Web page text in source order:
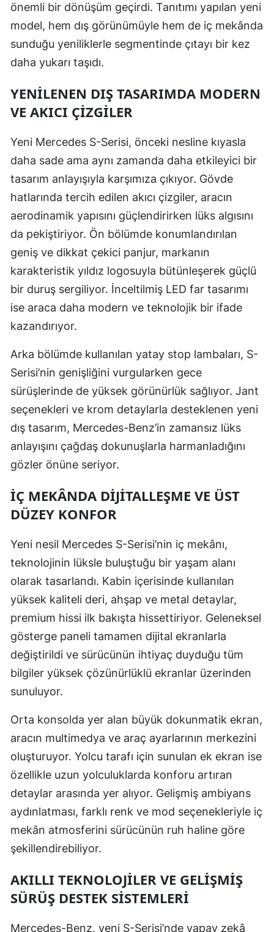
Gümüşhane
Hakkari
Isparta
İstanbul
İzmir
Kars
Kastamonu
Kayseri
Kırklareli
Kırşehir
Konya
Kütahya
Malatya
Manisa
Kahramanmaraş
Muğla
Nevşehir
Niğde
Ordu
Rize
Sakarya
Samsun
Sivas
Tekirdağ
Tokat
Trabzon
Şanlıurfa
Uşak
Van
önemli bir dönüşüm geçirdi. Tanıtımı yapılan yeni
model, hem dış görünümüyle hem de iç mekânda
sunduğu yeniliklerle segmentinde çıtayı bir kez
daha yukarı taşıdı.
YENILENEN DIŞ TASARIMDA MODERN
VE AKICI ÇIZGILER
Yeni Mercedes S-Serisi, önceki nesline kıyasla
daha sade ama aynı zamanda daha etkileyici bir
tasarım anlayışıyla karşımıza çıkıyor. Gövde
hatlarında tercih edilen akıcı çizgiler, aracın
aerodinamik yapısını güçlendirirken lüks algısını
da pekiştiriyor. Ön bölümde konumlandırılan
geniş ve dikkat çekici panjur, markanın
karakteristik yıldız logosuyla bütünleşerek güçlü
bir duruş sergiliyor. İnceltilmiş LED far tasarımı
ise araca daha modern ve teknolojik bir ifade
kazandırıyor.
Arka bölümde kullanılan yatay stop lambaları, S-
Serisi’nin genişliğini vurgularken gece
sürüşlerinde de yüksek görünürlük sağlıyor. Jant
seçenekleri ve krom detaylarla desteklenen yeni
dış tasarım, Mercedes-Benz’in zamansız lüks
anlayışını çağdaş dokunuşlarla harmanladığını
gözler önüne seriyor.
İÇ MEKÂNDA DIJITALLEŞME VE ÜST
DÜZEY KONFOR
Yeni nesil Mercedes S-Serisi’nin iç mekânı,
teknolojinin lüksle buluştuğu bir yaşam alanı
olarak tasarlandı. Kabin içerisinde kullanılan
yüksek kaliteli deri, ahşap ve metal detaylar,
premium hissi ilk bakışta hissettiriyor. Geleneksel
gösterge paneli tamamen dijital ekranlarla
değiştirildi ve sürücünün ihtiyaç duyduğu tüm
bilgiler yüksek çözünürlüklü ekranlar üzerinden
sunuluyor.
Orta konsolda yer alan büyük dokunmatik ekran,
aracın multimedya ve araç ayarlarının merkezini
oluşturuyor. Yolcu tarafı için sunulan ek ekran ise
özellikle uzun yolculuklarda konforu artıran
detaylar arasında yer alıyor. Gelişmiş ambiyans
aydınlatması, farklı renk ve mod seçenekleriyle iç
mekân atmosferini sürücünün ruh haline göre
şekillendirebiliyor.
AKILLI TEKNOLOJILER VE GELIŞMIŞ
SÜRÜŞ DESTEK SISTEMLERI
Mercedes-Benz, yeni S-Serisi’nde yapay zekâ